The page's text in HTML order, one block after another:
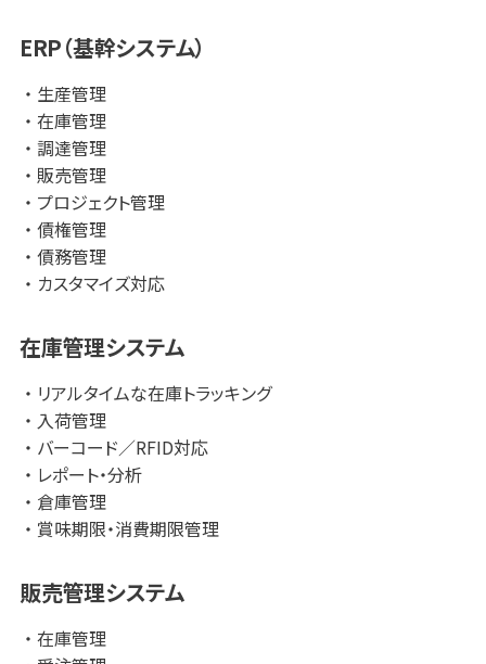
ERP（基幹システム）
生産管理
在庫管理
調達管理
販売管理
プロジェクト管理
債権管理
債務管理
カスタマイズ対応
在庫管理システム
リアルタイムな在庫トラッキング
入荷管理
バーコード／RFID対応
レポート・分析
倉庫管理
賞味期限・消費期限管理
販売管理システム
在庫管理